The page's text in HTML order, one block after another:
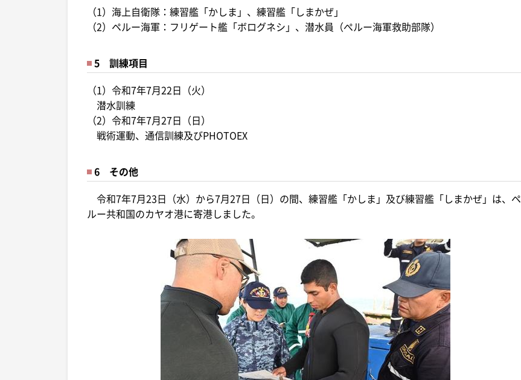
（1）海上自衛隊：練習艦「かしま」、練習艦「しまかぜ」
（2）ペルー海軍：フリゲート艦「ボログネシ」、潜水員（ぺルー海軍救助部隊）
5 訓練項目
（1）令和7年7月22日（火）
潜水訓練
（2）令和7年7月27日（日）
戦術運動、通信訓練及びPHOTOEX
6 その他
令和7年7月23日（水）から7月27日（日）の間、練習艦「かしま」及び練習艦「しまかぜ」は、ペ
ルー共和国のカヤオ港に寄港しました。